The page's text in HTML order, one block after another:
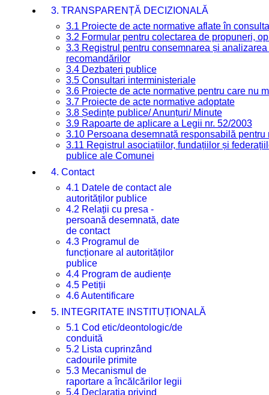
3. TRANSPARENȚĂ DECIZIONALĂ
3.1 Proiecte de acte normative aflate în
3.2 Formular pentru colectarea de propuneri,
3.3 Registrul pentru consemnarea și
recomandărilor
3.4 Dezbateri publice
3.5 Consultari interministeriale
3.6 Proiecte de acte normative pentru care nu
3.7 Proiecte de acte normative adoptate
3.8 Ședințe publice/ Anunțuri/ Minute
3.9 Rapoarte de aplicare a Legii nr. 52/2003
3.10 Persoana desemnată responsabilă
3.11 Registrul asociațiilor, fundațiilor și
publice ale Comunei
4. Contact
4.1 Datele de contact ale
autorităților publice
4.2 Relații cu presa -
persoană desemnată, date
de contact
4.3 Programul de
funcționare al autorităților
publice
4.4 Program de audiențe
4.5 Petiții
4.6 Autentificare
5. INTEGRITATE INSTITUȚIONALĂ
5.1 Cod etic/deontologic/de
conduită
5.2 Lista cuprinzând
cadourile primite
5.3 Mecanismul de
raportare a încălcărilor legii
5.4 Declarația privind